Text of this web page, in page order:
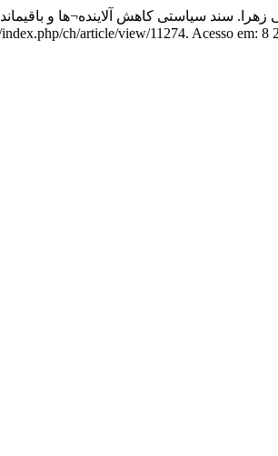
زهرا. سند سیاستی کاهش آلاینده¬ها و